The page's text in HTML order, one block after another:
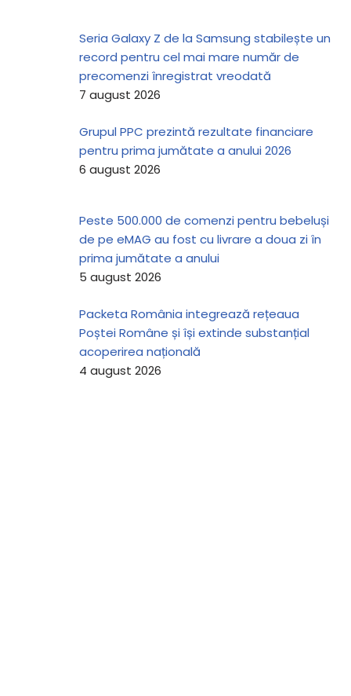
Seria Galaxy Z de la Samsung stabilește un
record pentru cel mai mare număr de
precomenzi înregistrat vreodată
7 august 2026
Grupul PPC prezintă rezultate financiare
pentru prima jumătate a anului 2026
6 august 2026
Peste 500.000 de comenzi pentru bebeluși
de pe eMAG au fost cu livrare a doua zi în
prima jumătate a anului
5 august 2026
Packeta România integrează rețeaua
Poștei Române și își extinde substanțial
acoperirea națională
4 august 2026